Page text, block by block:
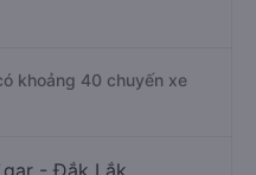
khoảng 40 chuyến xe
- Đắk Lắk